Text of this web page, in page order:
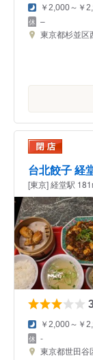
￥2,000～￥
–
東京都杉並区
台北餃子 経
[東京] 経堂駅
￥2,000～￥
-
東京都世田谷